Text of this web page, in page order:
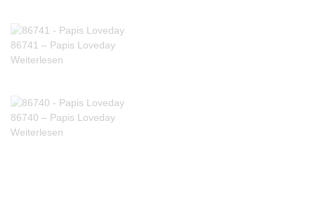
86741 – Papis Loveday
Weiterlesen
86740 – Papis Loveday
Weiterlesen